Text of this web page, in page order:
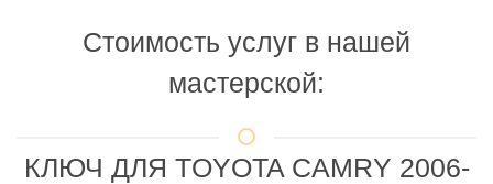
Стоимость услуг в нашей
мастерской:
КЛЮЧ ДЛЯ TOYOTA CAMRY 2006-